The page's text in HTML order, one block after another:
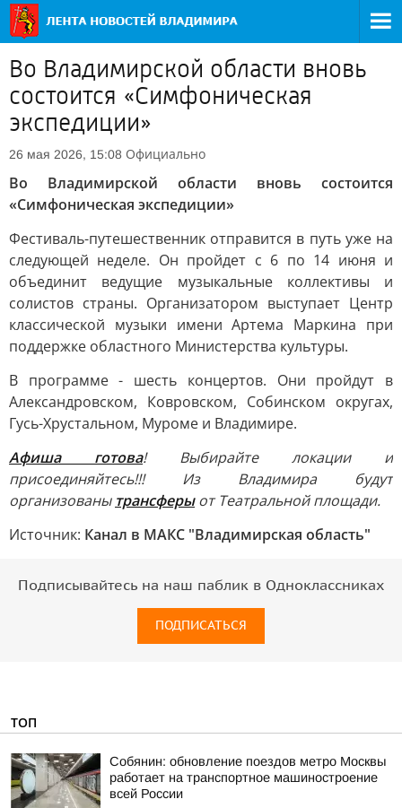
Во Владимирской области вновь
состоится «Симфоническая
экспедиции»
26 мая 2026, 15:08 Официально
Во Владимирской области вновь состоится
«Симфоническая экспедиции»
Фестиваль-путешественник отправится в путь уже на
следующей неделе. Он пройдет с 6 по 14 июня и
объединит ведущие музыкальные коллективы и
солистов страны. Организатором выступает Центр
классической музыки имени Артема Маркина при
поддержке областного Министерства культуры.
В программе - шесть концертов. Они пройдут в
Александровском, Ковровском, Собинском округах,
Гусь-Хрустальном, Муроме и Владимире.
Афиша готова! Выбирайте локации и
присоединяйтесь!!! Из Владимира будут
организованы трансферыот Театральной площади.
Источник: Канал в МАКС "Владимирская область"
Подписывайтесь на наш паблик в Одноклассниках
ПОДПИСАТЬСЯ
ТОП
Собянин: обновление поездов метро Москвы
работает на транспортное машиностроение
всей России